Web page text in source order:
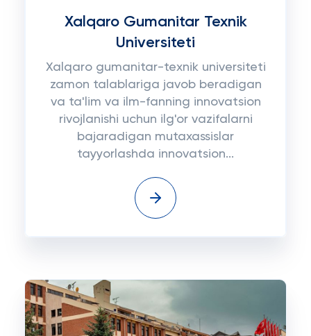
Xalqaro Gumanitar Texnik
Universiteti
Xalqaro gumanitar-texnik universiteti
zamon talablariga javob beradigan
va ta'lim va ilm-fanning innovatsion
rivojlanishi uchun ilg'or vazifalarni
bajaradigan mutaxassislar
tayyorlashda innovatsion...